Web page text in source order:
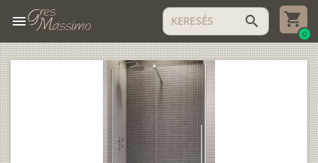
menu search
0